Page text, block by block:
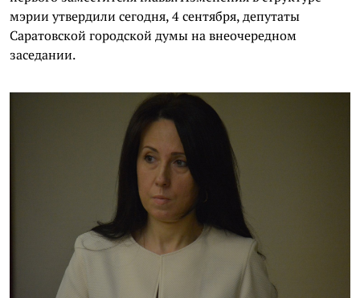
мэрии утвердили сегодня, 4 сентября, депутаты
Саратовской городской думы на внеочередном
заседании.